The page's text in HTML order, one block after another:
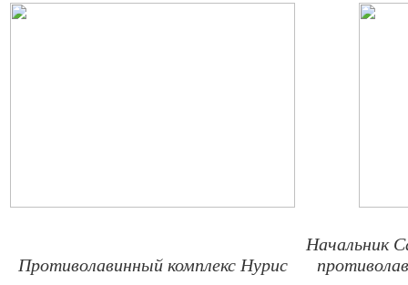
Противолавинный комплекс Нурис
Начальник